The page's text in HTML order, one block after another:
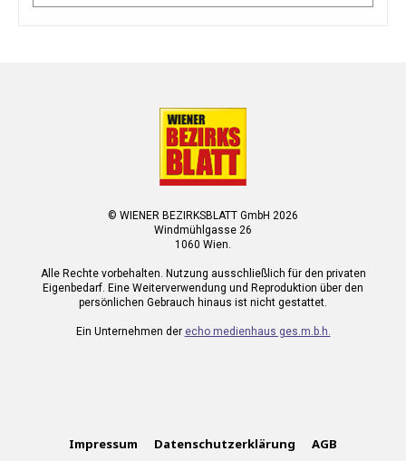
© WIENER BEZIRKSBLATT GmbH 2026
Windmühlgasse 26
1060 Wien.
Alle Rechte vorbehalten. Nutzung ausschließlich für den privaten
Eigenbedarf. Eine Weiterverwendung und Reproduktion über den
persönlichen Gebrauch hinaus ist nicht gestattet.
Ein Unternehmen der echo medienhaus ges.m.b.h.
Impressum Datenschutzerklärung AGB